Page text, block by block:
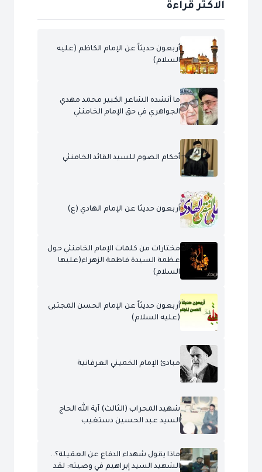
الاكثر قراءة
أربعون حديثاً عن الإمام الكاظم (عليه
السلام)
ما أنشده الشاعر الكبير محمد مهدي
الجواهري في حق الإمام الخامنئي
أحكام الصوم للسيد القائد الخامنئي
أربعون حديثا عن الإمام الهادي (ع)
مختارات من كلمات الإمام الخامنئي حول
عظمة السيدة فاطمة الزهراء(عليها
السلام)
أربعون حديثاً عن الإمام الحسن المجتبى
(عليه السلام)
مبادئ الإمام الخميني العرفانية
شهيد المحراب (الثالث) آية الله الحاج
السيد عبد الحسين دستغيب
ماذا يقول شهداء الدفاع عن العقيلة؟..
الشهيد السيد إبراهيم في وصيته: لقد